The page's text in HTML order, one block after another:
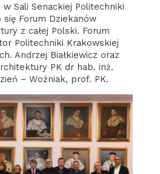
w Sali Senackiej Politechniki
się Forum Dziekanów
z całej Polski. Forum
Politechniki Krakowskiej
Andrzej Białkiewicz oraz
PK dr hab. inż.
– Woźniak, prof. PK.